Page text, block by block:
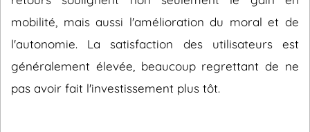
mobilité, mais aussi l'amélioration du moral et de
l'autonomie. La satisfaction des utilisateurs est
généralement élevée, beaucoup regrettant de ne
pas avoir fait l'investissement plus tôt.